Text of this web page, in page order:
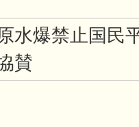
水爆禁止国民
賛